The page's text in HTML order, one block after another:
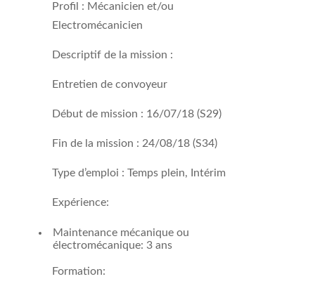
Profil : Mécanicien et/ou
Electromécanicien
Descriptif de la mission :
Entretien de convoyeur
Début de mission : 16/07/18 (S29)
Fin de la mission : 24/08/18 (S34)
Type d’emploi : Temps plein, Intérim
Expérience:
Maintenance mécanique ou
électromécanique: 3 ans
Formation: